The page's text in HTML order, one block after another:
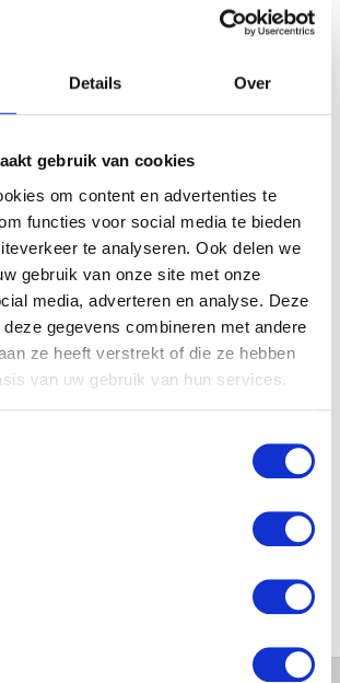
Details Over
gebruik van cookies
om content en advertenties te
functies voor social media te bieden
te analyseren. Ook delen we
gebruik van onze site met onze
media, adverteren en analyse. Deze
gegevens combineren met andere
ze heeft verstrekt of die ze hebben
van uw gebruik van hun services.
MET DOCHTERTJE SCOTTIE
KIM KÖTTER DEELT PRACHTIGE
GEZINSFOTO MET HAAR
MANNEN
JOSJE HUISMAN SHOWT
BABYBUIK OP IBIZA
PRACHTIGE FOTO MET BABY